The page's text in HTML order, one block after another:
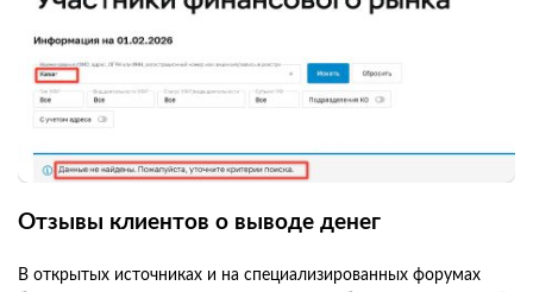
Отзывы клиентов о выводе денег
В открытых источниках и на специализированных форумах